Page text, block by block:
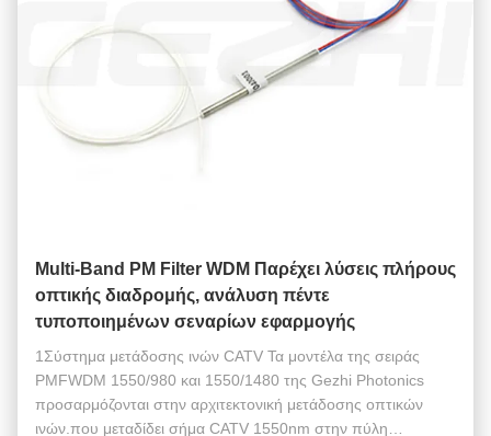
Multi-Band PM Filter WDM Παρέχει λύσεις πλήρους
οπτικής διαδρομής, ανάλυση πέντε
τυποποιημένων σεναρίων εφαρμογής
1Σύστημα μετάδοσης ινών CATV Τα μοντέλα της σειράς
PMFWDM 1550/980 και 1550/1480 της Gezhi Photonics
προσαρμόζονται στην αρχιτεκτονική μετάδοσης οπτικών
ινών.που μεταδίδει σήμα CATV 1550nm στην πύλη